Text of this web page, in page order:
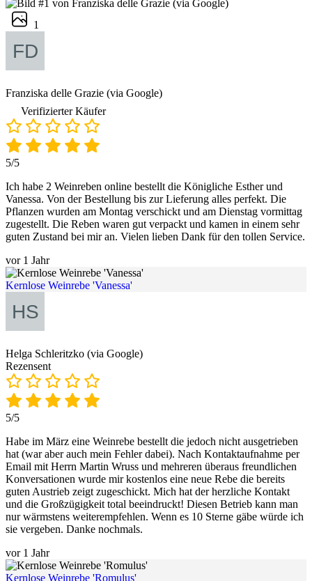
1
Franziska delle Grazie (via Google)
Verifizierter Käufer
5/5
Ich habe 2 Weinreben online bestellt die Königliche Esther und
Vanessa. Von der Bestellung bis zur Lieferung alles perfekt. Die
Pflanzen wurden am Montag verschickt und am Dienstag vormittag
zugestellt. Die Reben waren gut verpackt und kamen in einem sehr
guten Zustand bei mir an. Vielen lieben Dank für den tollen Service.
vor 1 Jahr
Kernlose Weinrebe 'Vanessa'
Helga Schleritzko (via Google)
Rezensent
5/5
Habe im März eine Weinrebe bestellt die jedoch nicht ausgetrieben
hat (war aber auch mein Fehler dabei). Nach Kontaktaufnahme per
Email mit Herrn Martin Wruss und mehreren überaus freundlichen
Konversationen wurde mir kostenlos eine neue Rebe die bereits
guten Austrieb zeigt zugeschickt. Mich hat der herzliche Kontakt
und die Großzügigkeit total beeindruckt! Diesen Betrieb kann man
nur wärmstens weiterempfehlen. Wenn es 10 Sterne gäbe würde ich
sie vergeben. Danke nochmals.
vor 1 Jahr
Kernlose Weinrebe 'Romulus'